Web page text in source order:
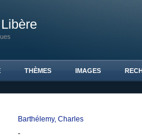
THÈMES IMAGES
Barthélemy, Charles
-